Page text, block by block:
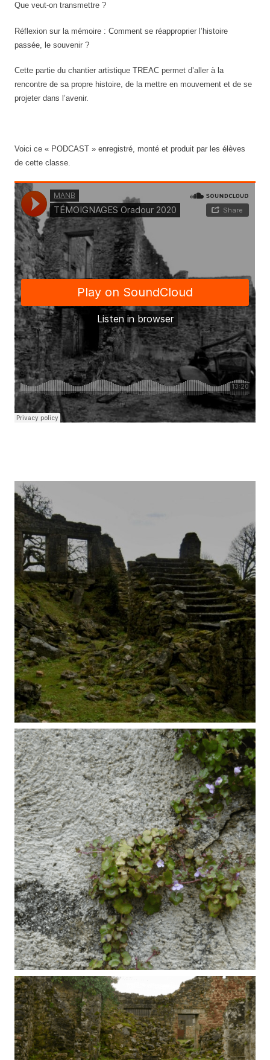
Que veut-on transmettre ?
Réflexion sur la mémoire : Comment se réapproprier l’histoire
passée, le souvenir ?
Cette partie du chantier artistique TREAC permet d’aller à la
rencontre de sa propre histoire, de la mettre en mouvement et de se
projeter dans l’avenir.
Voici ce « PODCAST » enregistré, monté et produit par les élèves
de cette classe.